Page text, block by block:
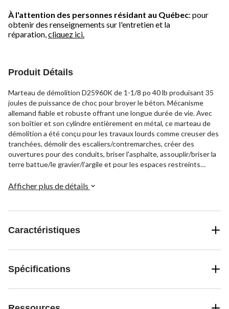
À l'attention des personnes résidant au Québec: pour
obtenir des renseignements sur l'entretien et la
réparation, cliquez ici.
Produit Détails
Marteau de démolition D25960K de 1-1/8 po 40 lb produisant 35
joules de puissance de choc pour broyer le béton. Mécanisme
allemand fiable et robuste offrant une longue durée de vie. Avec
son boîtier et son cylindre entièrement en métal, ce marteau de
démolition a été conçu pour les travaux lourds comme creuser des
tranchées, démolir des escaliers/contremarches, créer des
ouvertures pour des conduits, briser l'asphalte, assouplir/briser la
terre battue/le gravier/l'argile et pour les espaces restreints
Active Vibration Control utilisant moins de vibrations pour réduire
Afficher plus de détails
Caractéristiques
Spécifications